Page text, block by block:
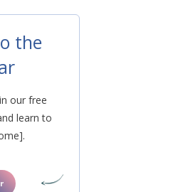
the
our free
learn to